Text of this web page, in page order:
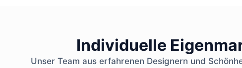
Individuelle
Unser Team aus erfahrenen Designern und